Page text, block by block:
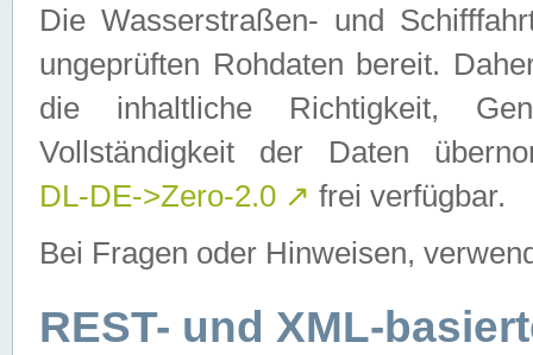
Die Wasserstraßen- und
ungeprüften Rohdaten bereit.
die inhaltliche Richtigkeit,
Vollständigkeit der Daten
DL-DE->Zero-2.0 ↗ frei verfügbar.
Bei Fragen oder Hinweisen,
REST- und XML-